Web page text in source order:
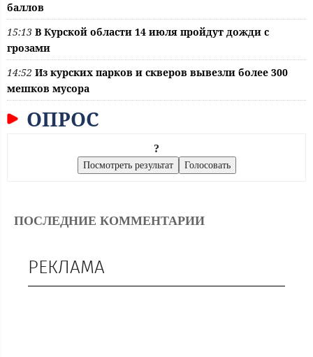
баллов
15:13 В Курской области 14 июля пройдут дожди с
грозами
14:52 Из курских парков и скверов вывезли более 300
мешков мусора
ОПРОС
?
ПОСЛЕДНИЕ КОММЕНТАРИИ
РЕКЛАМА